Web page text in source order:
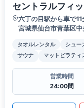
セントラルフィ
六丁の目駅から車で11
宮城県仙台市青葉区
タオルレンタル シュー
サウナ
マットピラティ
営業時間
24:00間